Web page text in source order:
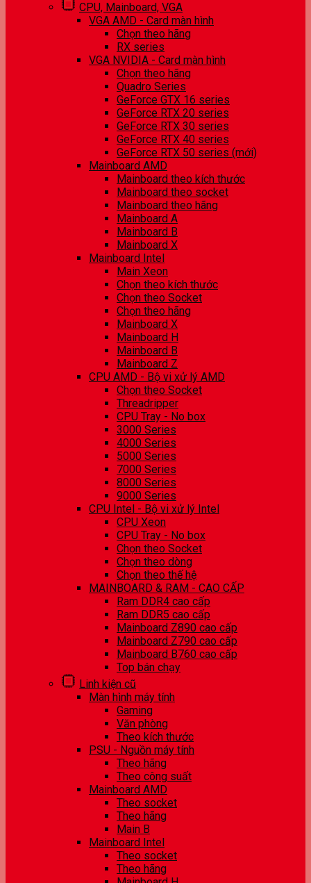
CPU, Mainboard, VGA
VGA AMD - Card màn hình
Chọn theo hãng
RX series
VGA NVIDIA - Card màn hình
Chọn theo hãng
Quadro Series
GeForce GTX 16 series
GeForce RTX 20 series
GeForce RTX 30 series
GeForce RTX 40 series
GeForce RTX 50 series (mới)
Mainboard AMD
Mainboard theo kích thước
Mainboard theo socket
Mainboard theo hãng
Mainboard A
Mainboard B
Mainboard X
Mainboard Intel
Main Xeon
Chọn theo kích thước
Chọn theo Socket
Chọn theo hãng
Mainboard X
Mainboard H
Mainboard B
Mainboard Z
CPU AMD - Bộ vi xử lý AMD
Chọn theo Socket
Threadripper
CPU Tray - No box
3000 Series
4000 Series
5000 Series
7000 Series
8000 Series
9000 Series
CPU Intel - Bộ vi xử lý Intel
CPU Xeon
CPU Tray - No box
Chọn theo Socket
Chọn theo dòng
Chọn theo thế hệ
MAINBOARD & RAM - CAO CẤP
Ram DDR4 cao cấp
Ram DDR5 cao cấp
Mainboard Z890 cao cấp
Mainboard Z790 cao cấp
Mainboard B760 cao cấp
Top bán chạy
Linh kiện cũ
Màn hình máy tính
Gaming
Văn phòng
Theo kích thước
PSU - Nguồn máy tính
Theo hãng
Theo công suất
Mainboard AMD
Theo socket
Theo hãng
Main B
Mainboard Intel
Theo socket
Theo hãng